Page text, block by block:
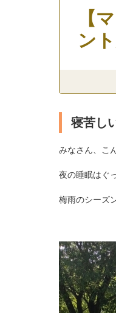
【
ン
寝苦し
みなさん、こ
夜の睡眠はぐ
梅雨のシーズ